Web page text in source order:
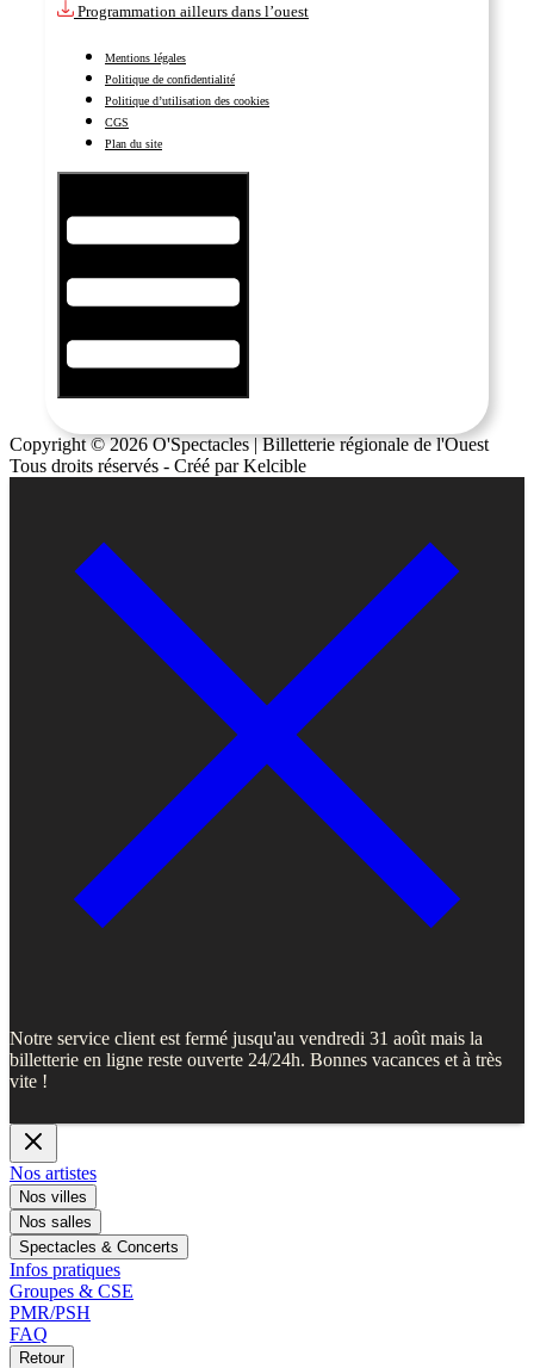
Programmation ailleurs dans l’ouest
Mentions légales
Politique de confidentialité
Politique d’utilisation des cookies
CGS
Plan du site
Copyright © 2026 O'Spectacles | Billetterie régionale de l'Ouest
Tous droits réservés - Créé par Kelcible
Notre service client est fermé jusqu'au vendredi 31 août mais la
billetterie en ligne reste ouverte 24/24h. Bonnes vacances et à très
vite !
Nos artistes
Nos villes
Nos salles
Spectacles & Concerts
Infos pratiques
Groupes & CSE
PMR/PSH
FAQ
Retour